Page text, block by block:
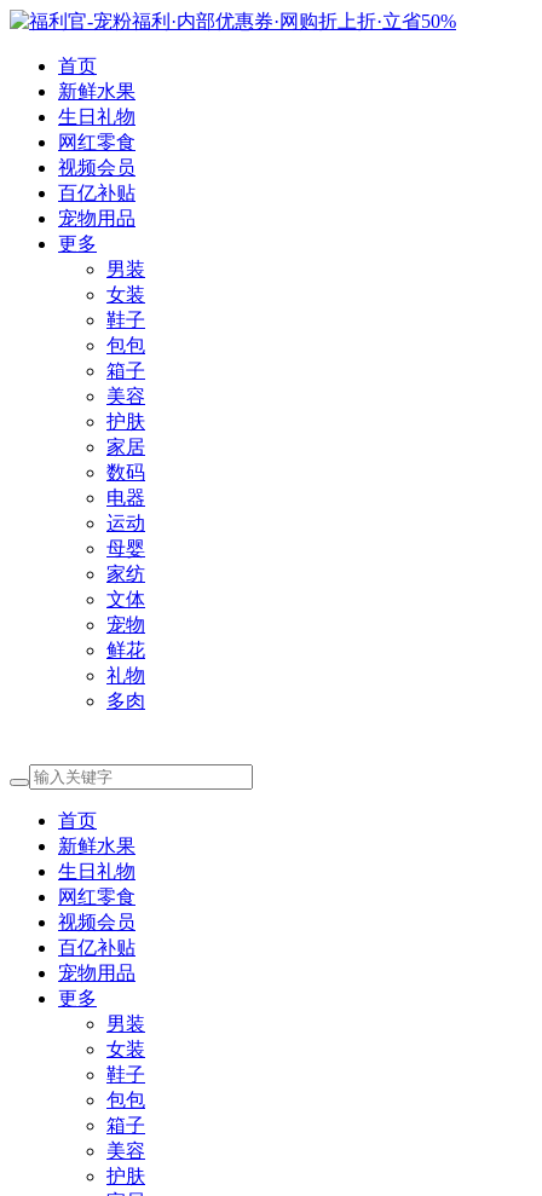
首页
新鲜水果
生日礼物
网红零食
视频会员
百亿补贴
宠物用品
更多
男装
女装
鞋子
包包
箱子
美容
护肤
家居
数码
电器
运动
母婴
家纺
文体
宠物
鲜花
礼物
多肉
首页
新鲜水果
生日礼物
网红零食
视频会员
百亿补贴
宠物用品
更多
男装
女装
鞋子
包包
箱子
美容
护肤